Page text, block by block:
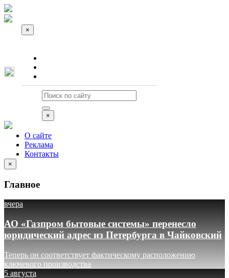
×
×
О сайте
Реклама
Контакты
×
Главное
вчера
АО «Газпром бытовые системы» перенесло
юридический адрес из Петербурга в Чайковский
Теперь он соответствует фактическому расположению
ключевого производства
5 августа